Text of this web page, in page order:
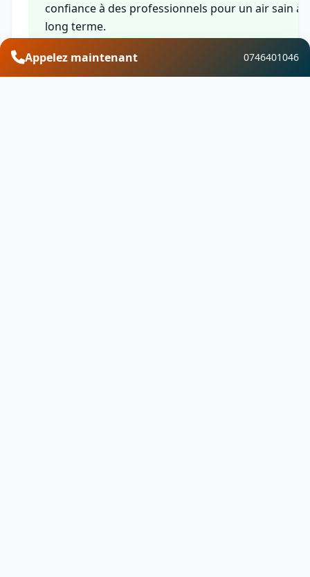
confiance à des professionnels pour un air sain à
long terme.
Appelez maintenant 0746401046